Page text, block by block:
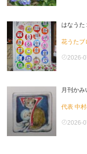
はなうた
花うたブ
2026-
月刊か
代表 中
2026-